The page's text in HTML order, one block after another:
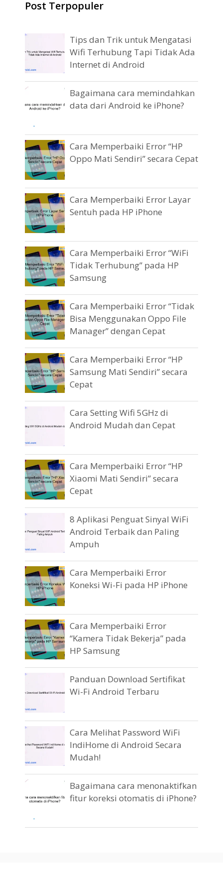
Post Terpopuler
Tips dan Trik untuk Mengatasi
Wifi Terhubung Tapi Tidak Ada
Internet di Android
Bagaimana cara memindahkan
data dari Android ke iPhone?
Cara Memperbaiki Error “HP
Oppo Mati Sendiri” secara Cepat
Cara Memperbaiki Error Layar
Sentuh pada HP iPhone
Cara Memperbaiki Error “WiFi
Tidak Terhubung” pada HP
Samsung
Cara Memperbaiki Error “Tidak
Bisa Menggunakan Oppo File
Manager” dengan Cepat
Cara Memperbaiki Error “HP
Samsung Mati Sendiri” secara
Cepat
Cara Setting Wifi 5GHz di
Android Mudah dan Cepat
Cara Memperbaiki Error “HP
Xiaomi Mati Sendiri” secara
Cepat
8 Aplikasi Penguat Sinyal WiFi
Android Terbaik dan Paling
Ampuh
Cara Memperbaiki Error
Koneksi Wi-Fi pada HP iPhone
Cara Memperbaiki Error
“Kamera Tidak Bekerja” pada
HP Samsung
Panduan Download Sertifikat
Wi-Fi Android Terbaru
Cara Melihat Password WiFi
IndiHome di Android Secara
Mudah!
Bagaimana cara menonaktifkan
fitur koreksi otomatis di iPhone?